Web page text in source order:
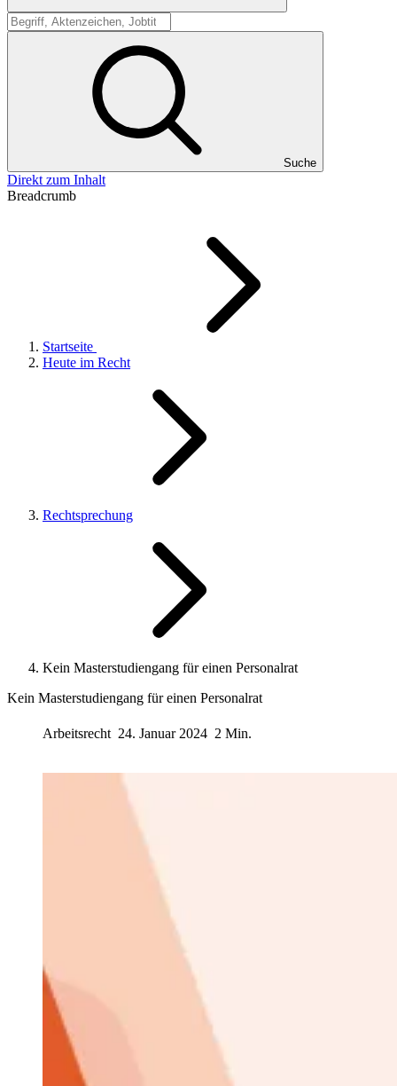
Suche
Suche
Direkt zum Inhalt
Breadcrumb
Startseite
Heute im Recht
Rechtsprechung
Kein Masterstudiengang für einen Personalrat
Kein Masterstudiengang für einen Personalrat
Arbeitsrecht 24. Januar 2024 2 Min.